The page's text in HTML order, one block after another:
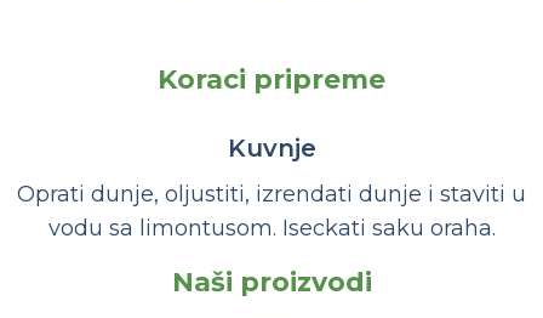
Koraci pripreme
Kuvnje
Oprati dunje, oljustiti, izrendati dunje i staviti u
vodu sa limontusom. Iseckati saku oraha.
Naši proizvodi